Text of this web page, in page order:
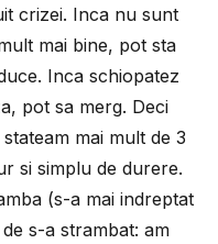
crizei. Inca nu sunt
mai bine, pot sta
Inca schiopatez
pot sa merg. Deci
mai mult de 3
si simplu de durere.
(s-a mai indreptat
s-a strambat: am